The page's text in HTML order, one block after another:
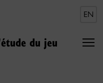
EN
du jeu